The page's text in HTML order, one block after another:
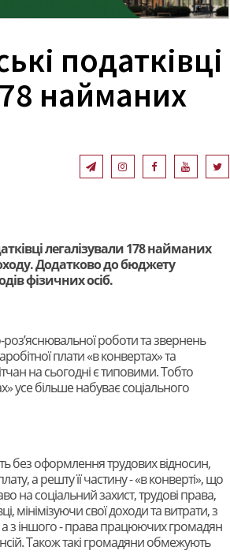
податківці
найманих
легалізували 178 найманих
Додатково до бюджету
фізичних осіб.
роботи та звернень
плати «в конвертах» та
на сьогодні є типовими. Тобто
усе більше набуває соціального
без оформлення трудових відносин,
а решту її частину - «в конверті», що
на соціальний захист, трудові права,
мінімізуючи свої доходи та витрати, з
з іншого - права працюючих громадян
Також такі громадяни обмежують